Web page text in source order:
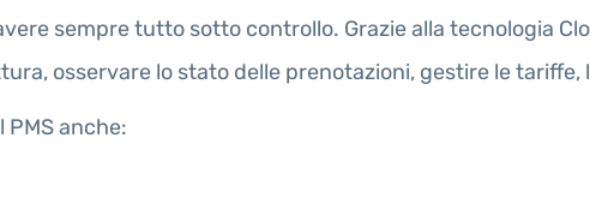
sempre tutto sotto controllo. Grazie alla tecnologia
osservare lo stato delle prenotazioni, gestire le tariffe,
PMS anche: